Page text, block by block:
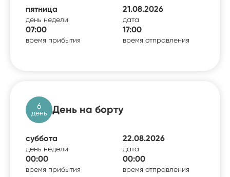
пятница
день недели
21.08.2026
дата
07:00
время прибытия
17:00
время отправления
6
день День на борту
суббота
день недели
22.08.2026
дата
00:00
время прибытия
00:00
время отправления